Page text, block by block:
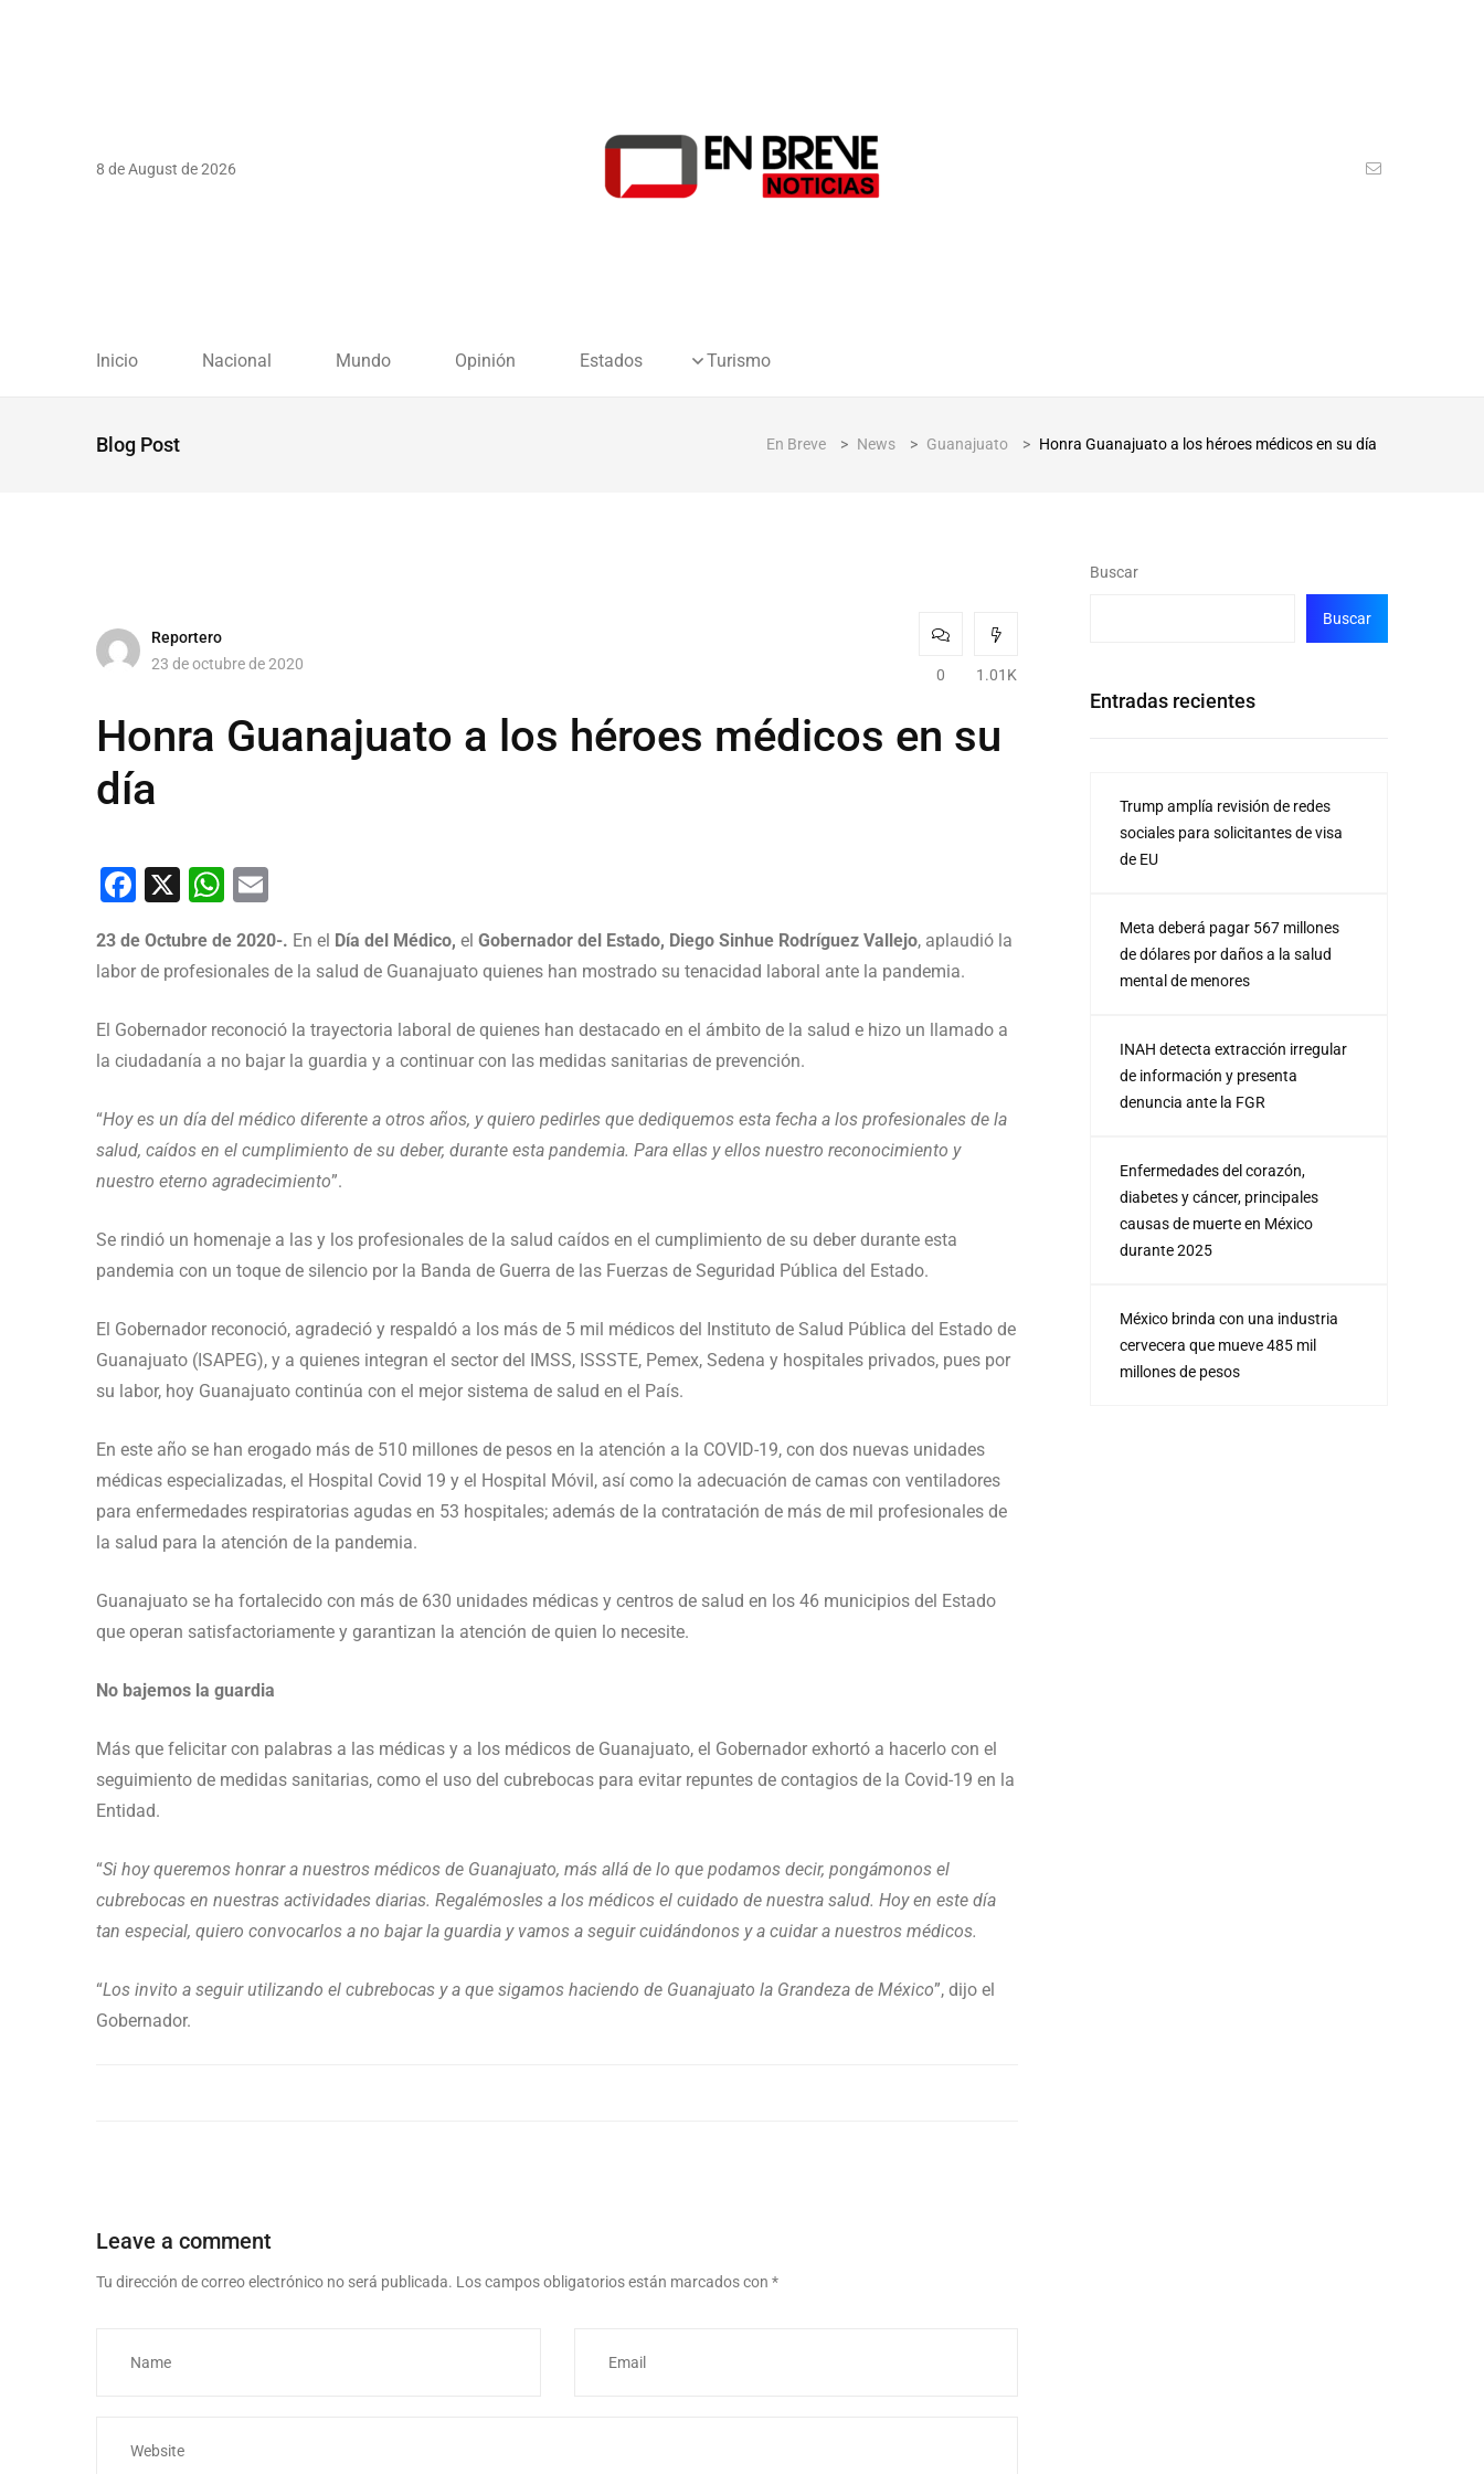
8 de August de 2026
Inicio Nacional Mundo Opinión Estados Turismo
Blog Post En Breve > News > Guanajuato > Honra Guanajuato a los héroes médicos en su día
Reportero
23 de octubre de 2020
0 1.01K
Honra Guanajuato a los héroes médicos en su
día
Facebook
X WhatsApp
23 de Octubre de 2020-. En el Día del Médico, el Gobernador del Estado, Diego Sinhue Rodríguez Vallejo, aplaudió la
labor de profesionales de la salud de Guanajuato quienes han mostrado su tenacidad laboral ante la pandemia.
El Gobernador reconoció la trayectoria laboral de quienes han destacado en el ámbito de la salud e hizo un llamado a
la ciudadanía a no bajar la guardia y a continuar con las medidas sanitarias de prevención.
“Hoy es un día del médico diferente a otros años, y quiero pedirles que dediquemos esta fecha a los profesionales de la
salud, caídos en el cumplimiento de su deber, durante esta pandemia. Para ellas y ellos nuestro reconocimiento y
nuestro eterno agradecimiento”.
Se rindió un homenaje a las y los profesionales de la salud caídos en el cumplimiento de su deber durante esta
pandemia con un toque de silencio por la Banda de Guerra de las Fuerzas de Seguridad Pública del Estado.
El Gobernador reconoció, agradeció y respaldó a los más de 5 mil médicos del Instituto de Salud Pública del Estado de
Guanajuato (ISAPEG), y a quienes integran el sector del IMSS, ISSSTE, Pemex, Sedena y hospitales privados, pues por
su labor, hoy Guanajuato continúa con el mejor sistema de salud en el País.
En este año se han erogado más de 510 millones de pesos en la atención a la COVID-19, con dos nuevas unidades
médicas especializadas, el Hospital Covid 19 y el Hospital Móvil, así como la adecuación de camas con ventiladores
para enfermedades respiratorias agudas en 53 hospitales; además de la contratación de más de mil profesionales de
la salud para la atención de la pandemia.
Guanajuato se ha fortalecido con más de 630 unidades médicas y centros de salud en los 46 municipios del Estado
que operan satisfactoriamente y garantizan la atención de quien lo necesite.
No bajemos la guardia
Más que felicitar con palabras a las médicas y a los médicos de Guanajuato, el Gobernador exhortó a hacerlo con el
seguimiento de medidas sanitarias, como el uso del cubrebocas para evitar repuntes de contagios de la Covid-19 en la
Entidad.
“Si hoy queremos honrar a nuestros médicos de Guanajuato, más allá de lo que podamos decir, pongámonos el
cubrebocas en nuestras actividades diarias. Regalémosles a los médicos el cuidado de nuestra salud. Hoy en este día
tan especial, quiero convocarlos a no bajar la guardia y vamos a seguir cuidándonos y a cuidar a nuestros médicos.
“Los invito a seguir utilizando el cubrebocas y a que sigamos haciendo de Guanajuato la Grandeza de México”, dijo el
Gobernador.
Leave a comment
Tu dirección de correo electrónico no será publicada. Los campos obligatorios están marcados con *
Buscar
Buscar
Entradas recientes
Trump amplía revisión de redes
sociales para solicitantes de visa
de EU
Meta deberá pagar 567 millones
de dólares por daños a la salud
mental de menores
INAH detecta extracción irregular
de información y presenta
denuncia ante la FGR
Enfermedades del corazón,
diabetes y cáncer, principales
causas de muerte en México
durante 2025
México brinda con una industria
cervecera que mueve 485 mil
millones de pesos